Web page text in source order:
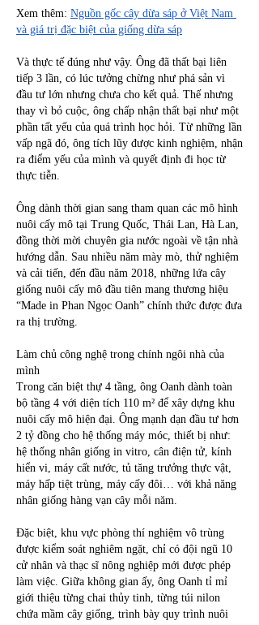
Xem thêm: Nguồn gốc cây dừa sáp ở Việt Nam
và giá trị đặc biệt của giống dừa sáp
Và thực tế đúng như vậy. Ông đã thất bại liên
tiếp 3 lần, có lúc tưởng chừng như phá sản vì
đầu tư lớn nhưng chưa cho kết quả. Thế nhưng
thay vì bỏ cuộc, ông chấp nhận thất bại như một
phần tất yếu của quá trình học hỏi. Từ những lần
vấp ngã đó, ông tích lũy được kinh nghiệm, nhận
ra điểm yếu của mình và quyết định đi học từ
thực tiễn.
Ông dành thời gian sang tham quan các mô hình
nuôi cấy mô tại Trung Quốc, Thái Lan, Hà Lan,
đồng thời mời chuyên gia nước ngoài về tận nhà
hướng dẫn. Sau nhiều năm mày mò, thử nghiệm
và cải tiến, đến đầu năm 2018, những lứa cây
giống nuôi cấy mô đầu tiên mang thương hiệu
“Made in Phan Ngọc Oanh” chính thức được đưa
ra thị trường.
Làm chủ công nghệ trong chính ngôi nhà của
mình
Trong căn biệt thự 4 tầng, ông Oanh dành toàn
bộ tầng 4 với diện tích 110 m² để xây dựng khu
nuôi cấy mô hiện đại. Ông mạnh dạn đầu tư hơn
2 tỷ đồng cho hệ thống máy móc, thiết bị như:
hệ thống nhân giống in vitro, cân điện tử, kính
hiển vi, máy cất nước, tủ tăng trưởng thực vật,
máy hấp tiệt trùng, máy cấy đôi… với khả năng
nhân giống hàng vạn cây mỗi năm.
Đặc biệt, khu vực phòng thí nghiệm vô trùng
được kiểm soát nghiêm ngặt, chỉ có đội ngũ 10
cử nhân và thạc sĩ nông nghiệp mới được phép
làm việc. Giữa không gian ấy, ông Oanh tỉ mỉ
giới thiệu từng chai thủy tinh, từng túi nilon
chứa mầm cây giống, trình bày quy trình nuôi